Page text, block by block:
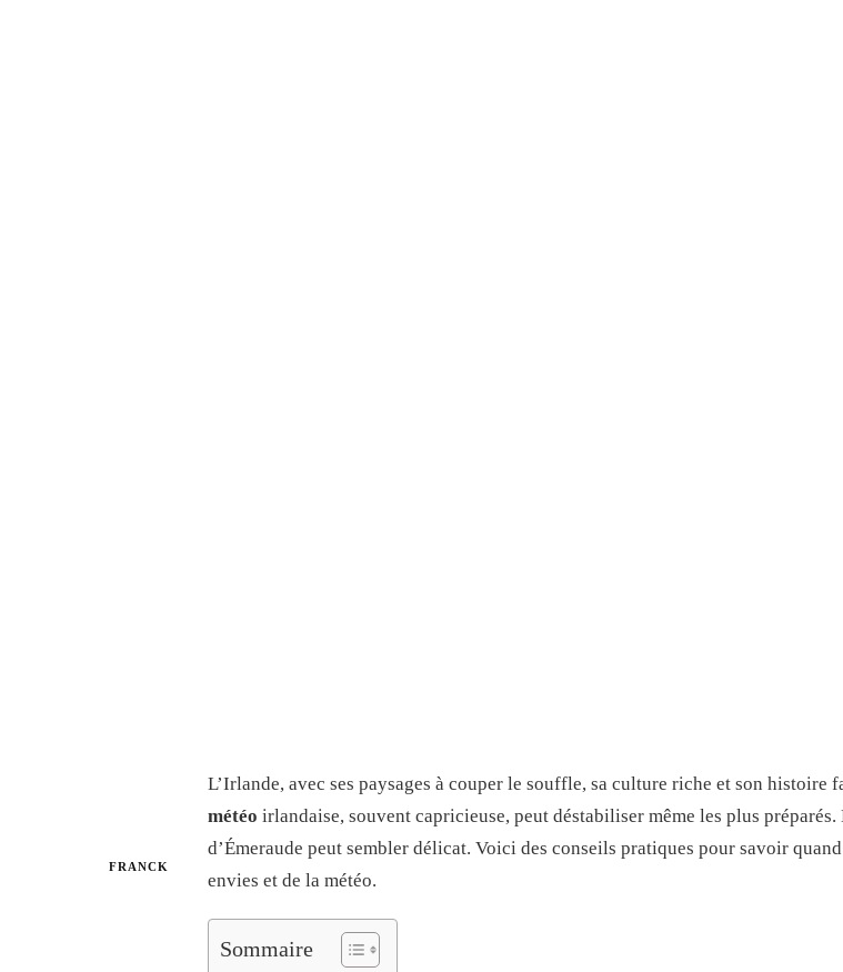
FRANCK
L’Irlande, avec ses paysages à couper le souffle, sa culture riche et son
météo irlandaise, souvent capricieuse, peut déstabiliser même les plus préparés.
d’Émeraude peut sembler délicat. Voici des conseils pratiques pour savoir
envies et de la météo.
Sommaire